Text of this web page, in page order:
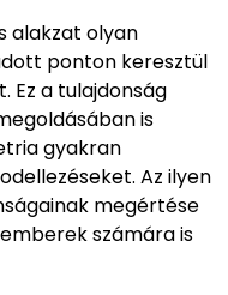
alakzat olyan
ponton keresztül
Ez a tulajdonság
is
gyakran
Az ilyen
megértése
számára is